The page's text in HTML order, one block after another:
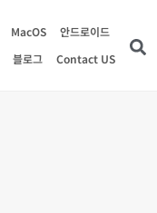
MacOS
안드로이드
블로그 Contact US